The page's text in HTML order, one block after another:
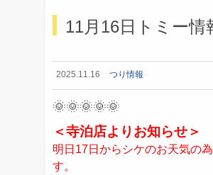
11月16日トミー情
2025.11.16 つり情報
🌞🌞🌞🌞🌞
＜寺泊店よりお知らせ＞
明日17日からシケのお天気の
す。